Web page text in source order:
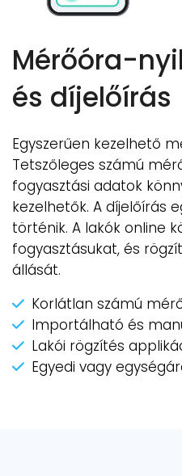
Mérőóra-
és díjelőírás
Egyszerűen kezelhető
Tetszőleges számú
fogyasztási adatok
kezelhetők. A díjelőírás
történik. A lakók online
fogyasztásukat, és
állását.
Korlátlan számú
Importálható és
Lakói rögzítés
Egyedi vagy